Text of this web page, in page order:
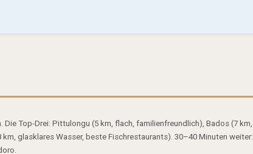
Die Top-Drei: Pittulongu (5 km, flach, familienfreundlich), Bados (7 km,
glasklares Wasser, beste Fischrestaurants). 30–40 Minuten weiter: